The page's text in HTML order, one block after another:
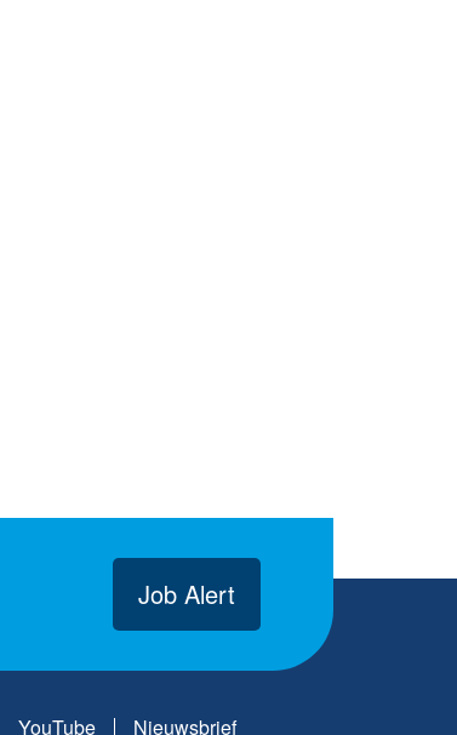
Job Alert
YouTube Nieuwsbrief